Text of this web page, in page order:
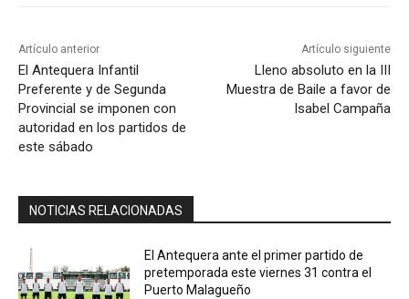
Artículo anterior
El Antequera Infantil
Preferente y de Segunda
Provincial se imponen con
autoridad en los partidos de
este sábado
Artículo siguiente
Lleno absoluto en la III
Muestra de Baile a favor de
Isabel Campaña
NOTICIAS RELACIONADAS
El Antequera ante el primer partido de
pretemporada este viernes 31 contra el
Puerto Malagueño